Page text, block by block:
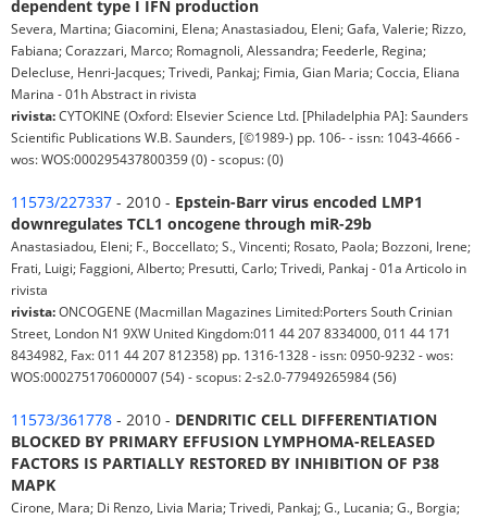
dependent type I IFN production
Severa, Martina; Giacomini, Elena; Anastasiadou, Eleni; Gafa, Valerie; Rizzo,
Fabiana; Corazzari, Marco; Romagnoli, Alessandra; Feederle, Regina;
Delecluse, Henri-Jacques; Trivedi, Pankaj; Fimia, Gian Maria; Coccia, Eliana
Marina - 01h Abstract in rivista
rivista:CYTOKINE (Oxford: Elsevier Science Ltd. [Philadelphia PA]: Saunders
Scientific Publications W.B. Saunders, [©1989-) pp. 106- - issn: 1043-4666 -
wos: WOS:000295437800359 (0) - scopus: (0)
11573/227337 - 2010 - Epstein-Barr virus encoded LMP1
downregulates TCL1 oncogene through miR-29b
Anastasiadou, Eleni; F., Boccellato; S., Vincenti; Rosato, Paola; Bozzoni, Irene;
Frati, Luigi; Faggioni, Alberto; Presutti, Carlo; Trivedi, Pankaj - 01a Articolo in
rivista
rivista:ONCOGENE (Macmillan Magazines Limited:Porters South Crinian
Street, London N1 9XW United Kingdom:011 44 207 8334000, 011 44 171
8434982, Fax: 011 44 207 812358) pp. 1316-1328 - issn: 0950-9232 - wos:
WOS:000275170600007 (54) - scopus: 2-s2.0-77949265984 (56)
11573/361778 - 2010 - DENDRITIC CELL DIFFERENTIATION
BLOCKED BY PRIMARY EFFUSION LYMPHOMA-RELEASED
FACTORS IS PARTIALLY RESTORED BY INHIBITION OF P38
MAPK
Cirone, Mara; Di Renzo, Livia Maria; Trivedi, Pankaj; G., Lucania; G., Borgia;